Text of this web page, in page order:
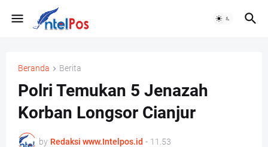
Beranda Berita
Polri Temukan 5 Jenazah
Korban Longsor Cianjur
by Redaksi www.Intelpos.id - 11.53